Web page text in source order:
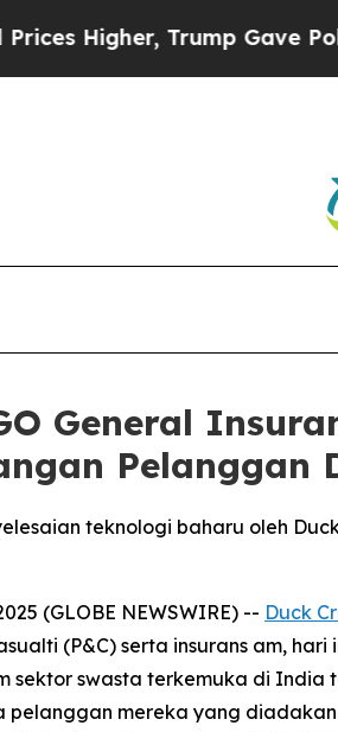
Trump Gave Politically
General
Pelanggan
teknologi baharu oleh
(GLOBE NEWSWIRE) -- Duck
(P&C) serta insurans am, hari
sektor swasta terkemuka di
pelanggan mereka yang